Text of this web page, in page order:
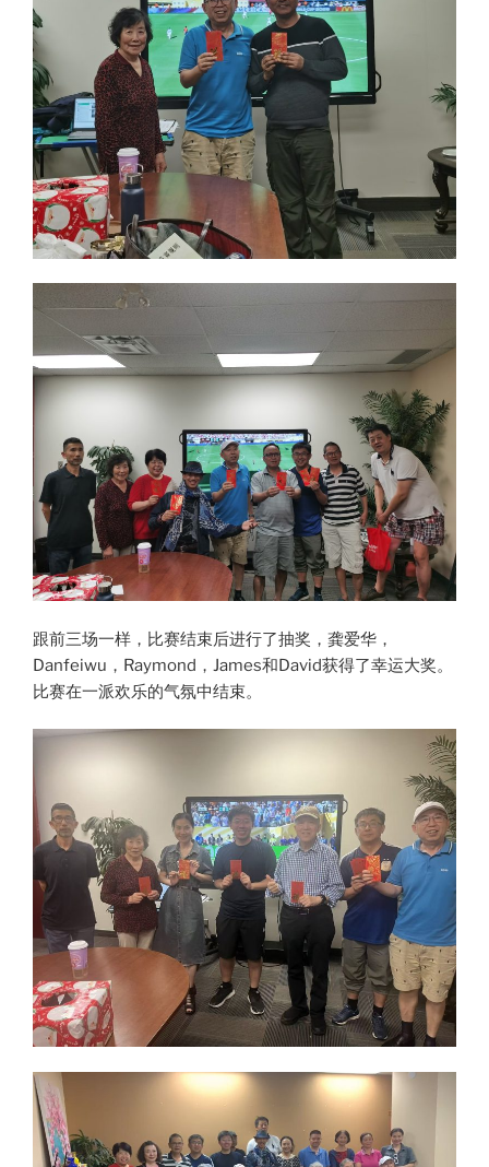
跟前三场一样，比赛结束后进行了抽奖，龚爱华，
Danfeiwu，Raymond，James和David获得了幸运大奖。
比赛在一派欢乐的气氛中结束。